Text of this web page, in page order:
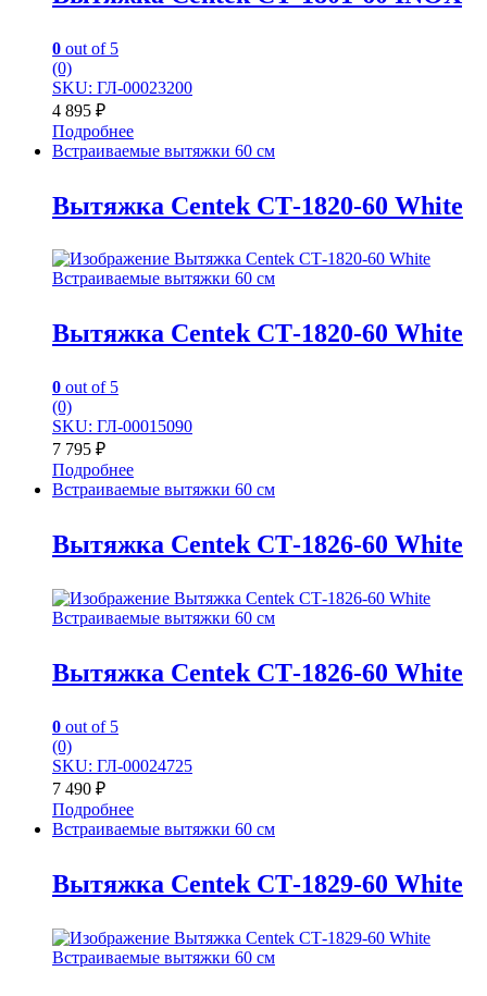
0 out of 5
(0)
SKU: ГЛ-00023200
4 895 ₽
Подробнее
Встраиваемые вытяжки 60 см
Вытяжка Centek СТ-1820-60 White
Встраиваемые вытяжки 60 см
Вытяжка Centek СТ-1820-60 White
0 out of 5
(0)
SKU: ГЛ-00015090
7 795 ₽
Подробнее
Встраиваемые вытяжки 60 см
Вытяжка Centek СТ-1826-60 White
Встраиваемые вытяжки 60 см
Вытяжка Centek СТ-1826-60 White
0 out of 5
(0)
SKU: ГЛ-00024725
7 490 ₽
Подробнее
Встраиваемые вытяжки 60 см
Вытяжка Centek СТ-1829-60 White
Встраиваемые вытяжки 60 см